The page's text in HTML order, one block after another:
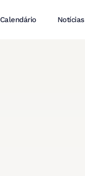
Calendário Notícias